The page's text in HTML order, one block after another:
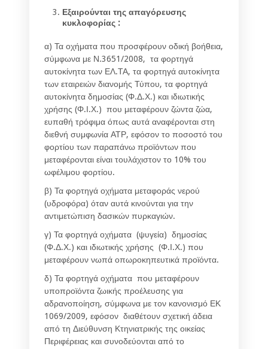
Εξαιρούνται της απαγόρευσης
κυκλοφορίας :
α) Τα οχήματα που προσφέρουν οδική βοήθεια,
σύμφωνα με Ν.3651/2008, τα φορτηγά
αυτοκίνητα των ΕΛ.ΤΑ, τα φορτηγά αυτοκίνητα
των εταιρειών διανομής Τύπου, τα φορτηγά
αυτοκίνητα δημοσίας (Φ.Δ.Χ.) και ιδιωτικής
χρήσης (Φ.Ι.Χ.) που μεταφέρουν ζώντα ζώα,
ευπαθή τρόφιμα όπως αυτά αναφέρονται στη
διεθνή συμφωνία ΑΤΡ, εφόσον το ποσοστό του
φορτίου των παραπάνω προϊόντων που
μεταφέρονται είναι τουλάχιστον το 10% του
ωφέλιμου φορτίου.
β) Τα φορτηγά οχήματα μεταφοράς νερού
(υδροφόρα) όταν αυτά κινούνται για την
αντιμετώπιση δασικών πυρκαγιών.
γ) Τα φορτηγά οχήματα (ψυγεία) δημοσίας
(Φ.Δ.Χ.) και ιδιωτικής χρήσης (Φ.Ι.Χ.) που
μεταφέρουν νωπά οπωροκηπευτικά προϊόντα.
δ) Τα φορτηγά οχήματα που μεταφέρουν
υποπροϊόντα ζωικής προέλευσης για
αδρανοποίηση, σύμφωνα με τον κανονισμό ΕΚ
1069/2009, εφόσον διαθέτουν σχετική άδεια
από τη Διεύθυνση Κτηνιατρικής της οικείας
Περιφέρειας και συνοδεύονται από το